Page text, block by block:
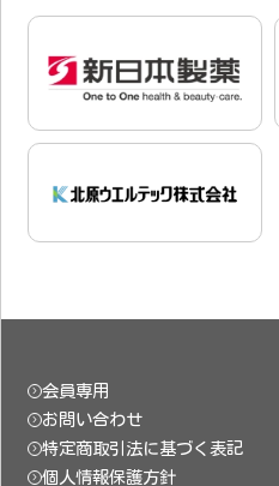
会員専用
お問い合わせ
特定商取引法に基づく表記
個人情報保護方針